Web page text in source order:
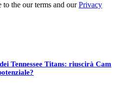
the our terms and ourPrivacy
Tennessee Titans: riuscirà Cam